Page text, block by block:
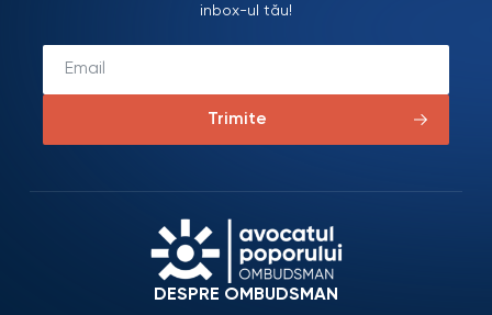
inbox-ul tău!
Trimite
DESPRE OMBUDSMAN